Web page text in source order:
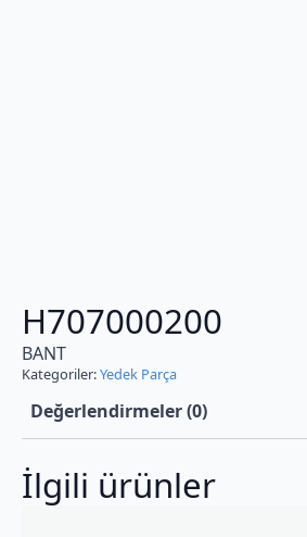
H707000200
BANT
Kategoriler:Yedek Parça
Değerlendirmeler (0)
İlgili ürünler